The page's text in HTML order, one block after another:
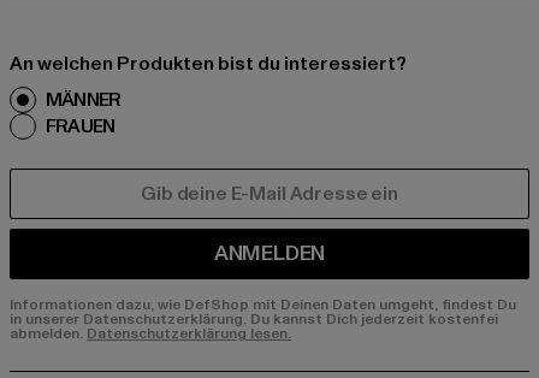
An welchen Produkten bist du interessiert?
MÄNNER
FRAUEN
ANMELDEN
Informationen dazu, wie DefShop mit Deinen Daten umgeht, findest Du
in unserer Datenschutzerklärung. Du kannst Dich jederzeit kostenfei
abmelden. Datenschutzerklärung lesen.